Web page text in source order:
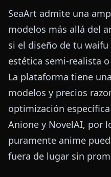
SeaArt admite una
modelos más allá del
si el diseño de tu
estética semi-realista
La plataforma tiene
modelos y precios
optimización
Anione y NovelAI, por
puramente anime
fuera de lugar sin